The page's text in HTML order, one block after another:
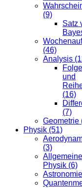
(9)
Satz
(46)
Analysis
und
(16)
(7)
Geometrie
Physik (51)
(3)
Allgemeine
Physik (6)